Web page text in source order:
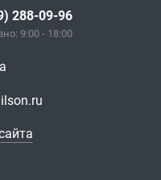
288-09-96
9:00 - 18:00